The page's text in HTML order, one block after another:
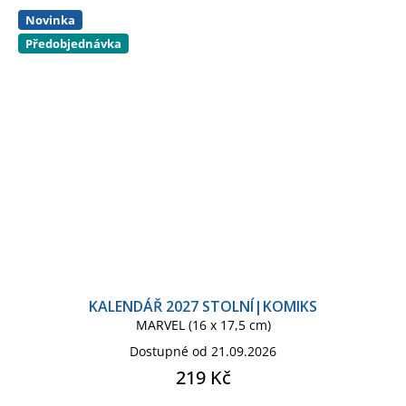
Novinka
Předobjednávka
KALENDÁŘ 2027 STOLNÍ|KOMIKS
MARVEL (16 x 17,5 cm)
Dostupné od 21.09.2026
219 Kč